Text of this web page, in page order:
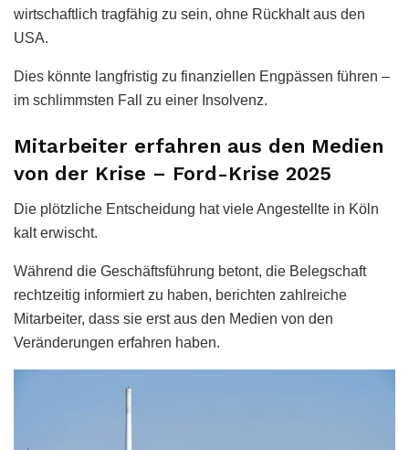
wirtschaftlich tragfähig zu sein, ohne Rückhalt aus den
USA.
Dies könnte langfristig zu finanziellen Engpässen führen –
im schlimmsten Fall zu einer Insolvenz.
Mitarbeiter erfahren aus den Medien
von der Krise – Ford-Krise 2025
Die plötzliche Entscheidung hat viele Angestellte in Köln
kalt erwischt.
Während die Geschäftsführung betont, die Belegschaft
rechtzeitig informiert zu haben, berichten zahlreiche
Mitarbeiter, dass sie erst aus den Medien von den
Veränderungen erfahren haben.